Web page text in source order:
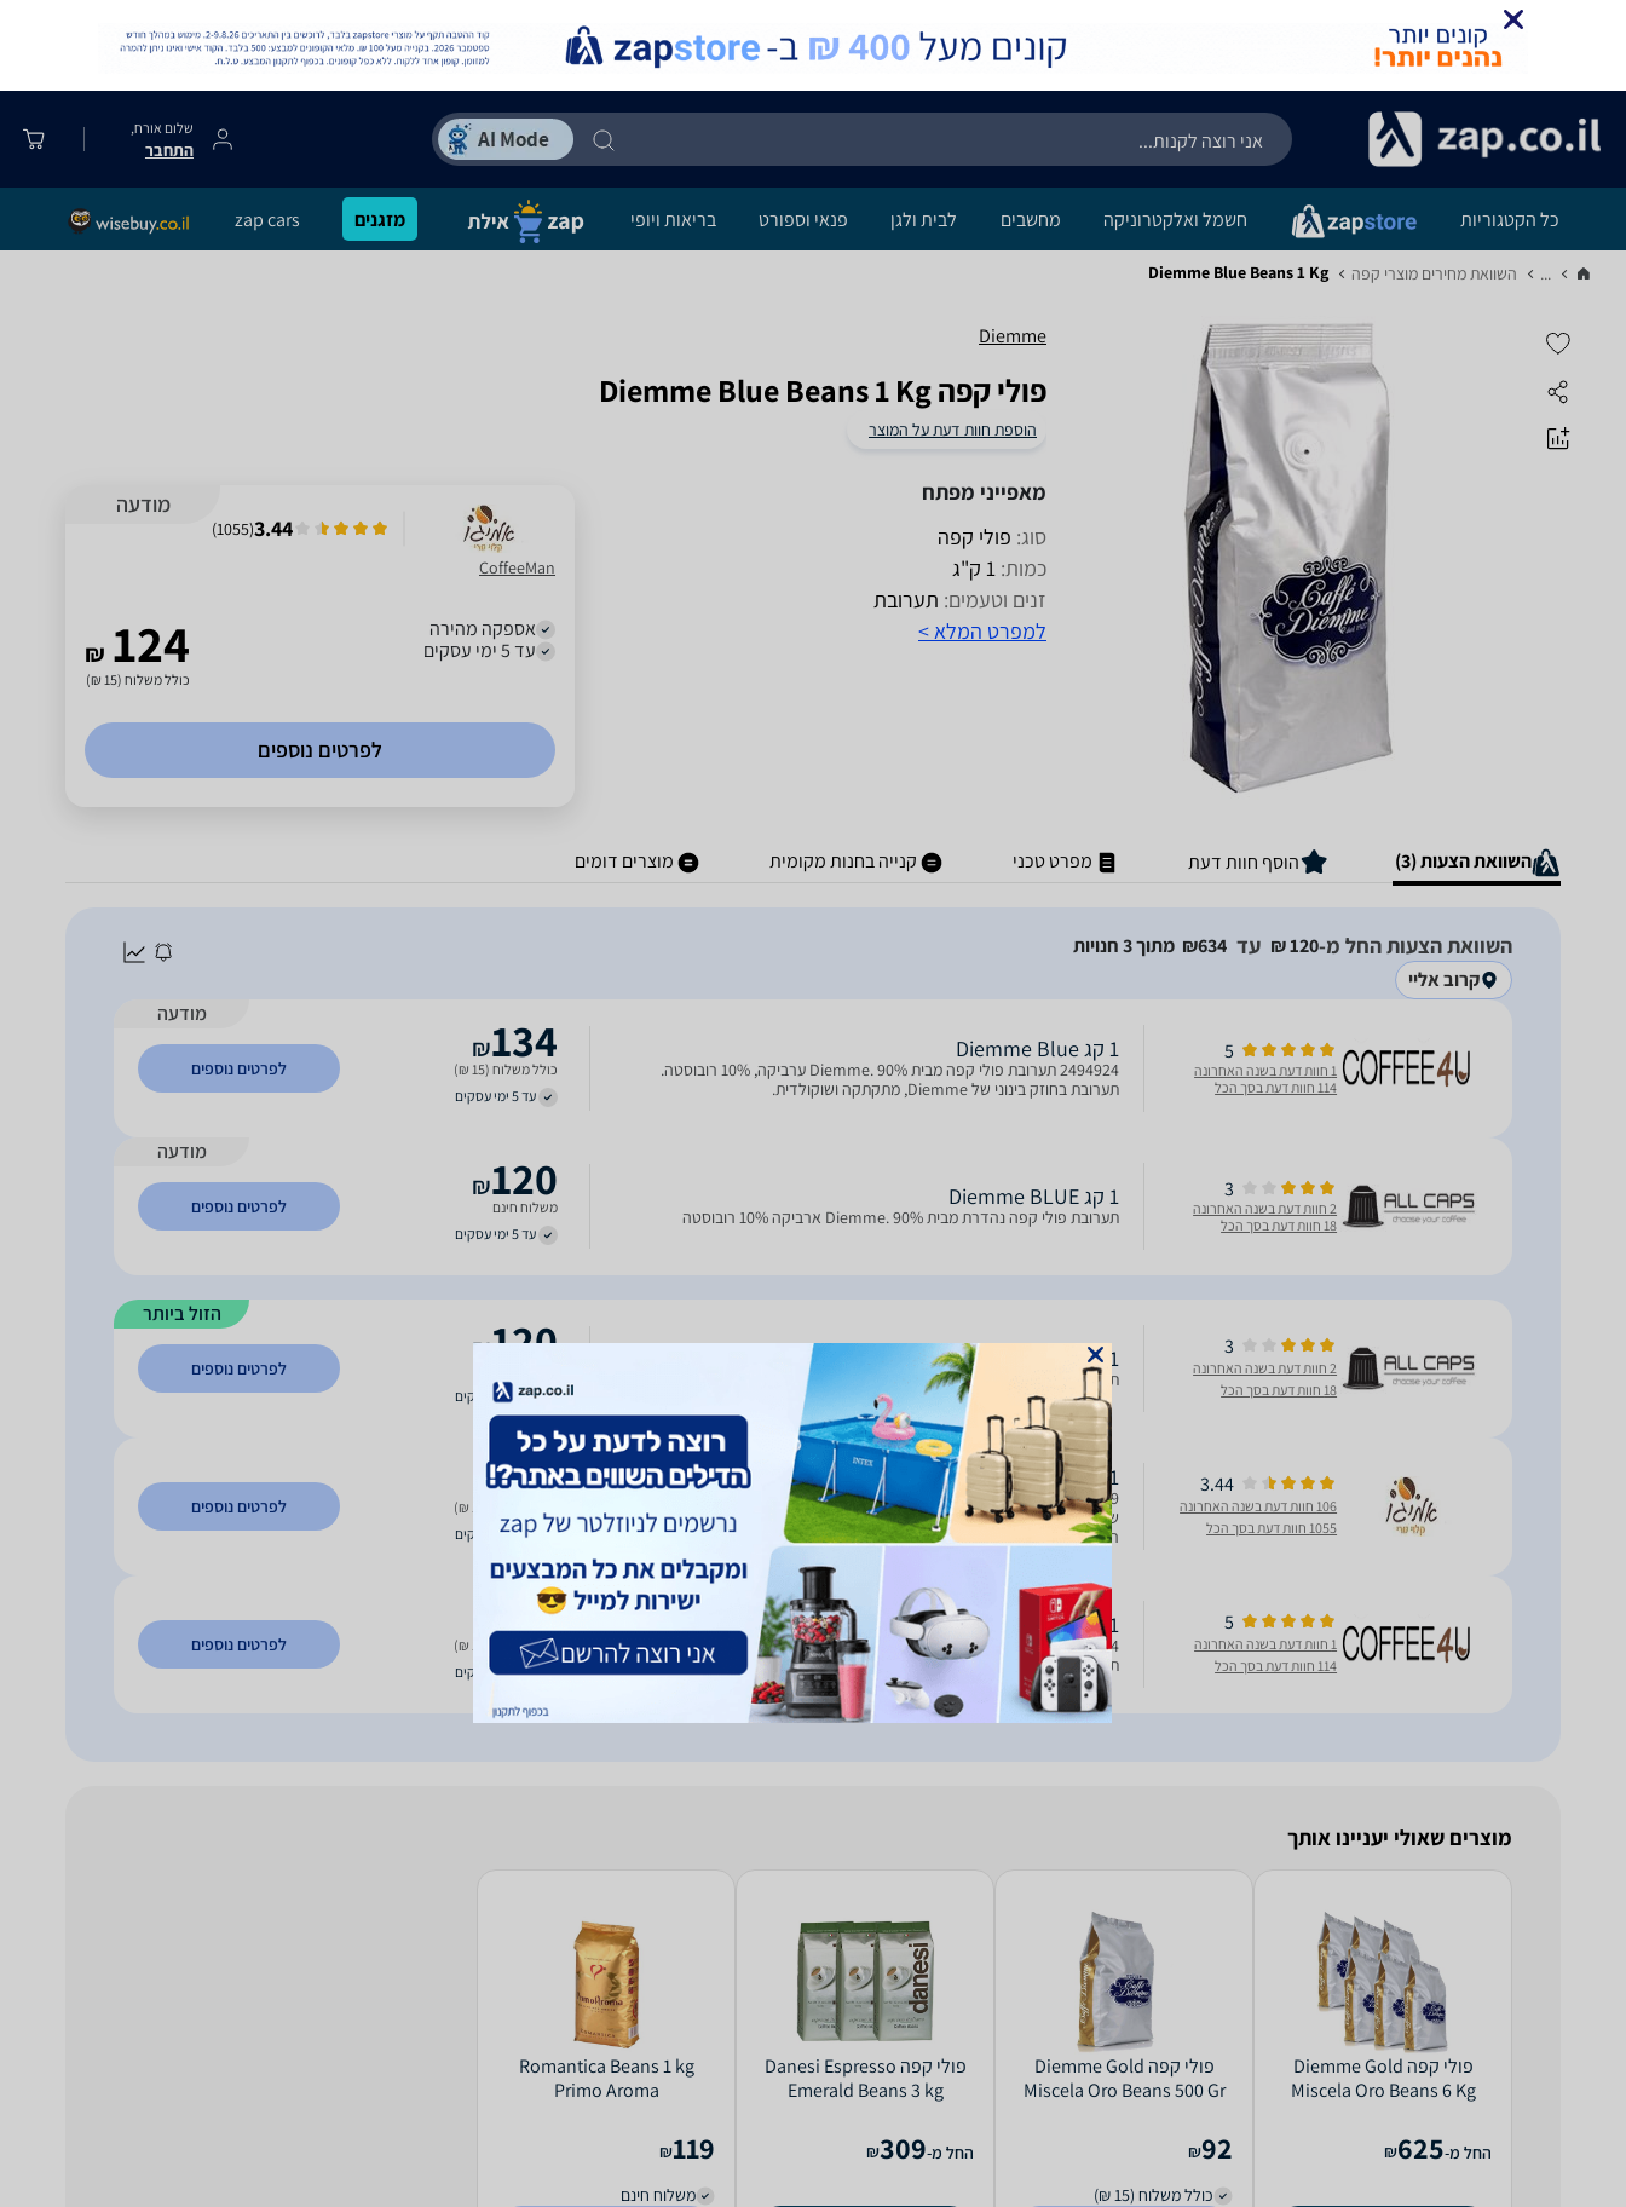
שלום אורח,
התחבר
כל הקטגוריות חשמל ואלקטרוניקה מחשבים לבית ולגן פנאי וספורט בריאות ויופי מזגנים zap cars
... השוואת מחירים מוצרי קפה‏ Diemme Blue Beans 1 Kg
Diemme
‏פולי קפה Diemme Blue Beans 1 Kg
הוספת חוות דעת על המוצר
מאפייני מפתח
סוג: פולי קפה
כמות: 1 ק"ג
זנים וטעמים: תערובת
למפרט המלא >
מודעה
3.44
(
1055
)
CoffeeMan
אספקה מהירה
עד 5 ימי עסקים
₪ 124
כולל משלוח (15 ₪)
לפרטים נוספים
השוואת הצעות (3) הוסף חוות דעת מפרט טכני קנייה בחנות מקומית מוצרים דומים
השוואת הצעות החל מ-120‏ ₪ עד 634‏₪
מתוך 3 חנויות
קרוב אליי
5
1 חוות דעת בשנה האחרונה
114 חוות דעת בסך הכל
1 קג Diemme Blue
2494924 תערובת פולי קפה מבית Diemme. 90% ערביקה, 10% רובוסטה.
תערובת בחוזק בינוני של Diemme, מתקתקה ושוקולדית.
134
₪
כולל משלוח (15 ₪)
עד 5 ימי עסקים
לפרטים נוספים
מודעה
3
2 חוות דעת בשנה האחרונה
18 חוות דעת בסך הכל
1 קג Diemme BLUE
תערובת פולי קפה נהדרת מבית Diemme. 90% ארביקה 10% רובוסטה
120
₪
משלוח חינם
עד 5 ימי עסקים
לפרטים נוספים
מודעה
הזול ביותר
3
2 חוות דעת בשנה האחרונה
18 חוות דעת בסך הכל
1 ק''ג Diemme BLUE
תערובת פולי קפה נהדרת מבית Diemme. 90% ארביקה 10% רובוסטה
120
₪
עד 5 ימי עסקים
לפרטים נוספים
3.44
106 חוות דעת בשנה האחרונה
1055 חוות דעת בסך הכל
1 ק''ג פולי קפה דיאמה כחול Caffe Diemme blue
930399 קפה הבית של אלפי מסעדות ובתי קפה בארץ ובעולם! התערובת הכחולה
של דיאמה מכילה 90% פולי ערביקה איכותיים ו 10% וכמות קטנה של פולי
רובוסטה המקנים לתערובת את העוקצנות המתאימה לאספרסו איטלקי אמיתי.
לתערובת יש טעם עדין עם חמיצות קלה וטעם שנשאר בפה לאורך
124
₪
עד 5 ימי עסקים
לפרטים נוספים
5
1 חוות דעת בשנה האחרונה
114 חוות דעת בסך הכל
1 ק''ג Diemme Blue
2494924 תערובת פולי קפה מבית Diemme. 90% ערביקה, 10% רובוסטה.
תערובת בחוזק בינוני של Diemme, מתקתקה ושוקולדית.
134
כולל משלוח (15 ₪)
עד 5 ימי עסקים
לפרטים נוספים
מוצרים שאולי יעניינו אותך
‏פולי קפה Diemme Gold
Miscela Oro Beans 6 Kg
החל מ-625
₪
‏פולי קפה Diemme Gold
Miscela Oro Beans 500 Gr
92
₪
כולל משלוח (15 ₪)
‏פולי קפה Danesi Espresso
Emerald Beans 3 kg
החל מ-309
₪
Romantica Beans 1 kg
Primo Aroma
119
₪
משלוח חינם